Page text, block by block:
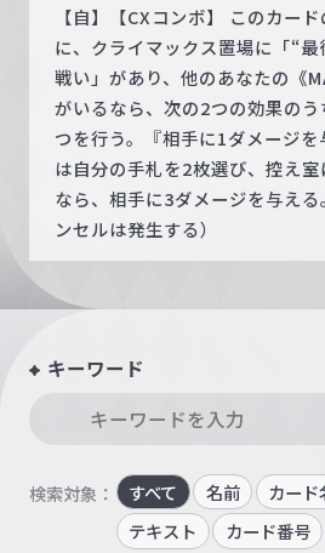
【自】【CXコンボ】 このカー
に、クライマックス置場に「“
戦い」があり、他のあなたの《
がいるなら、次の2つの効果の
つを行う。『相手に1ダメージ
は自分の手札を2枚選び、控え
なら、相手に3ダメージを与え
ンセルは発生する）
キーワード
検索対象： すべて 名前 カー
テキスト
カード番号